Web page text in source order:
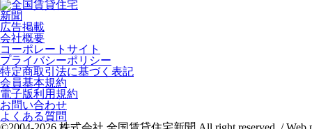
広告掲載
会社概要
コーポレートサイト
プライバシーポリシー
特定商取引法に基づく表記
会員基本規約
電子版利用規約
お問い合わせ
よくある質問